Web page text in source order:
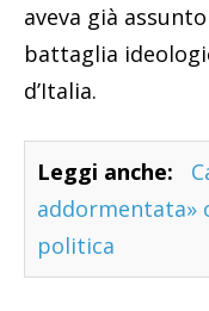
aveva già
battaglia
d’Italia.
Leggi anche:
addormentata»
politica